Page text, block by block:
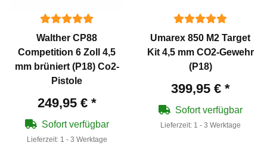
Walther CP88
Competition 6 Zoll 4,5
mm brüniert (P18) Co2-
Pistole
249,95 € *
Sofort verfügbar
Lieferzeit: 1 - 3 Werktage
Umarex 850 M2 Target
Kit 4,5 mm CO2-Gewehr
(P18)
399,95 € *
Sofort verfügbar
Lieferzeit: 1 - 3 Werktage